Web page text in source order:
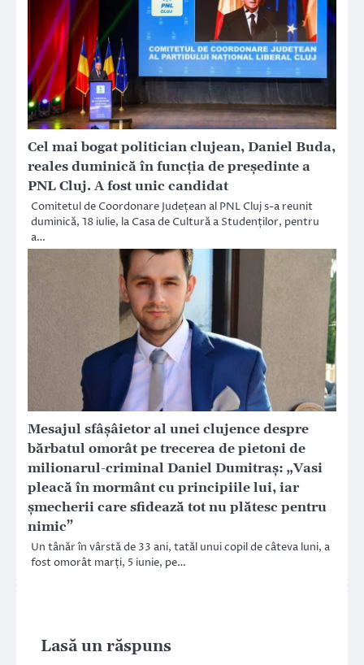
Cel mai bogat politician clujean, Daniel Buda,
reales duminică în funcția de președinte a
PNL Cluj. A fost unic candidat
Comitetul de Coordonare Județean al PNL Cluj s-a reunit
duminică, 18 iulie, la Casa de Cultură a Studenților, pentru
a…
Mesajul sfâşâietor al unei clujence despre
bărbatul omorât pe trecerea de pietoni de
milionarul-criminal Daniel Dumitraş: „Vasi
pleacă în mormânt cu principiile lui, iar
șmecherii care sfidează tot nu plătesc pentru
nimic”
Un tânăr în vârstă de 33 ani, tatăl unui copil de câteva luni, a
fost omorât marți, 5 iunie, pe…
Lasă un răspuns